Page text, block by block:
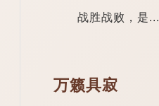
战胜战败，是...
万籁具寂